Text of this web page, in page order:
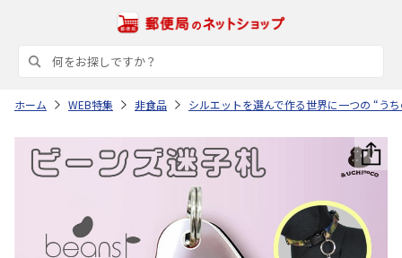
ホーム WEB特集 非食品 シルエットを選んで作る世界に一つの “う